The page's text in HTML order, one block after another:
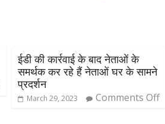
ईडी की कार्रवाई के बाद नेताओं के
समर्थक कर रहे हैं नेताओं घर के सामने
प्रदर्शन
March 29, 2023 Comments Off